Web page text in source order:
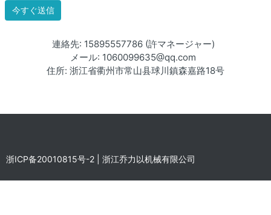
今すぐ送信
連絡先: 15895557786 (許マネージャー)
メール: 1060099635@qq.com
住所: 浙江省衢州市常山县球川鎮森嘉路18号
浙ICP备20010815号-2 | 浙江乔力以机械有限公司